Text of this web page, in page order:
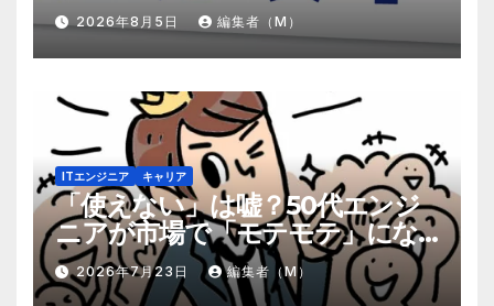
2026年8月5日 編集者（M）
ITエンジニア キャリア
「使えない」は嘘？50代エンジ
ニアが市場で「モテモテ」にな
るための8個の強み
2026年7月23日 編集者（M）